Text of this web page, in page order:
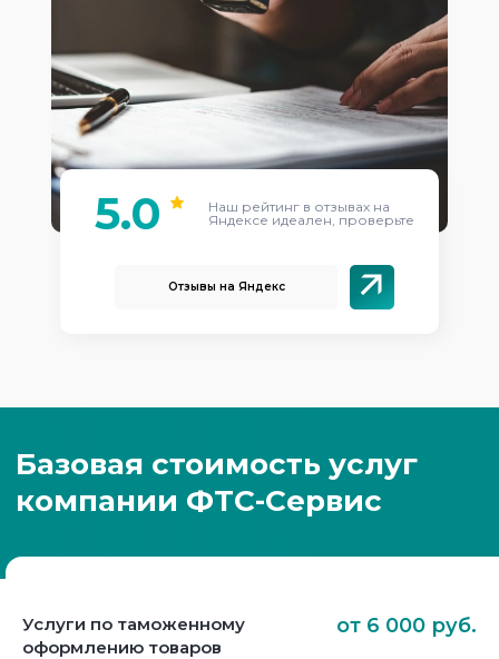
Отзывы на Яндекс
5.0
Наш рейтинг в отзывах на
Яндексе идеален, проверьте
Услуги по таможенному
оформлению товаров
от 6 000 руб.